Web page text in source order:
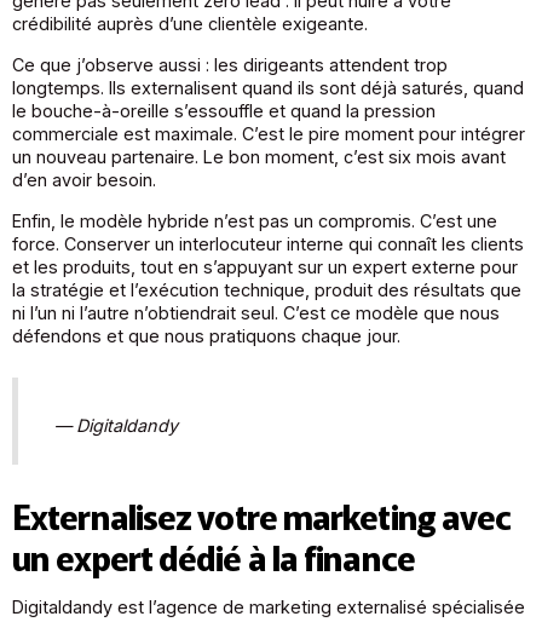
crédibilité auprès d’une clientèle exigeante.
Ce que j’observe aussi : les dirigeants attendent trop
longtemps. Ils externalisent quand ils sont déjà saturés, quand
le bouche-à-oreille s’essouffle et quand la pression
commerciale est maximale. C’est le pire moment pour intégrer
un nouveau partenaire. Le bon moment, c’est six mois avant
d’en avoir besoin.
Enfin, le modèle hybride n’est pas un compromis. C’est une
force. Conserver un interlocuteur interne qui connaît les clients
et les produits, tout en s’appuyant sur un expert externe pour
la stratégie et l’exécution technique, produit des résultats que
ni l’un ni l’autre n’obtiendrait seul. C’est ce modèle que nous
défendons et que nous pratiquons chaque jour.
— Digitaldandy
Externalisez votre marketing avec
un expert dédié à la finance
Digitaldandy est l’agence de marketing externalisé spécialisée